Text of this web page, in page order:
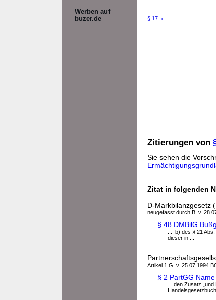
Werben auf
buzer.de
§ 17 ←
Zitierungen von
Sie sehen die
Zitat in folgenden
D-Markbilanzgesetz
neugefasst durch B. v.
§ 48 DMBilG
... b) des § 21
dieser in ...
Artikel 1 G. v. 25.07.1994
§ 2 PartGG
... den Zusatz